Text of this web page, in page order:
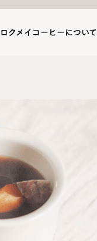
ロクメイコーヒーについて